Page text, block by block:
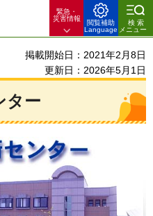
緊急・
災害情報
閲覧補助
Language
検索
メニュー
掲載開始日：2021年2月8日
更新日：2026年5月1日
ター